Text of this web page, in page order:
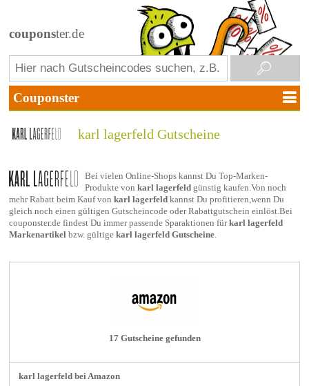
couponster.de
karl lagerfeld Gutscheine
Bei vielen Online-Shops kannst Du Top-Marken-
Produkte von karl lagerfeldgünstig kaufen.Von noch
mehr Rabatt beim Kauf von karl lagerfeldkannst Du profitieren,wenn Du
gleich noch einen gültigen Gutscheincode oder Rabattgutschein einlöst.Bei
couponster.de findest Du immer passende Sparaktionen fürkarl lagerfeld
Markenartikelbzw. gültige karl lagerfeld Gutscheine.
17 Gutscheine gefunden
karl lagerfeld bei Amazon